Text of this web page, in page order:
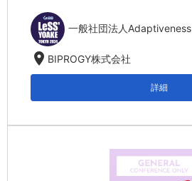
一般社団法人Adaptiveness
location_on BIPROGY株式会社
詳細